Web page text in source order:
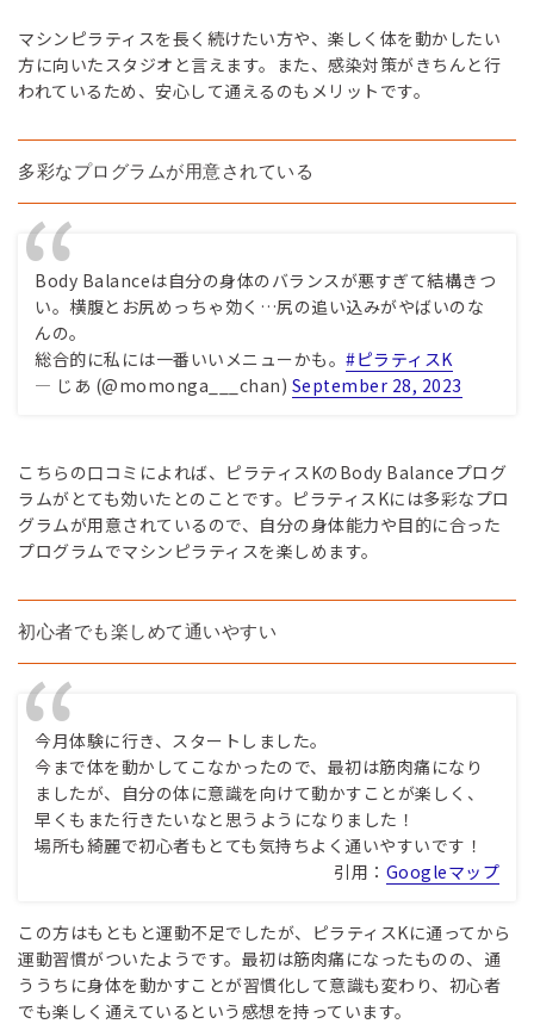
マシンピラティスを長く続けたい方や、楽しく体を動かしたい
方に向いたスタジオと言えます。また、感染対策がきちんと行
われているため、安心して通えるのもメリットです。
多彩なプログラムが用意されている
Body Balanceは自分の身体のバランスが悪すぎて結構きつ
い。横腹とお尻めっちゃ効く…尻の追い込みがやばいのな
んの。
総合的に私には一番いいメニューかも。 #ピラティスK
— じあ (@momonga___chan) September 28, 2023
こちらの口コミによれば、ピラティスKのBody Balanceプログ
ラムがとても効いたとのことです。ピラティスKには多彩なプロ
グラムが用意されているので、自分の身体能力や目的に合った
プログラムでマシンピラティスを楽しめます。
初心者でも楽しめて通いやすい
今月体験に行き、スタートしました。
今まで体を動かしてこなかったので、最初は筋肉痛になり
ましたが、自分の体に意識を向けて動かすことが楽しく、
早くもまた行きたいなと思うようになりました！
場所も綺麗で初心者もとても気持ちよく通いやすいです！
引用： Googleマップ
この方はもともと運動不足でしたが、ピラティスKに通ってから
運動習慣がついたようです。最初は筋肉痛になったものの、通
ううちに身体を動かすことが習慣化して意識も変わり、初心者
でも楽しく通えているという感想を持っています。